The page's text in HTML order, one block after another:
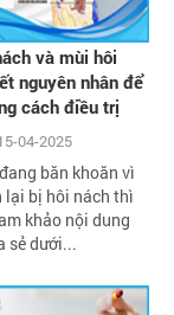
và mùi hôi
nguyên nhân để
cách điều trị
04-2025
băn khoăn vì
lại bị hôi nách thì
khảo nội dung
sẻ dưới...